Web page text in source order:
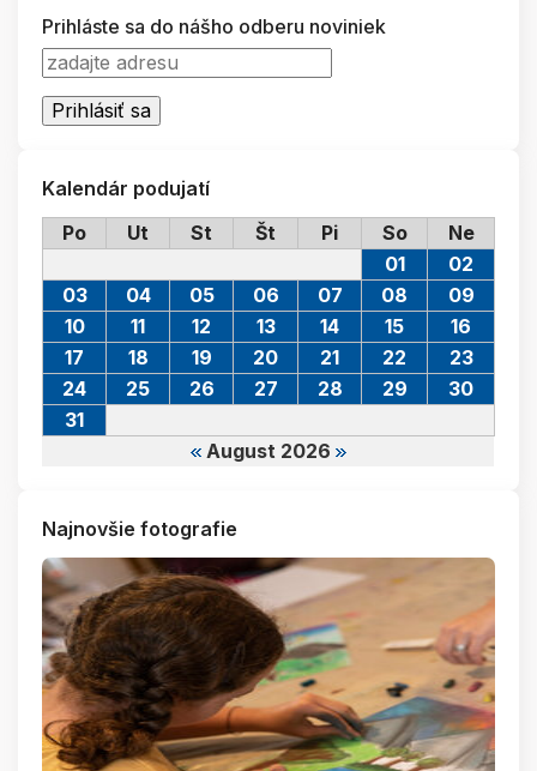
Prihláste sa do nášho odberu noviniek
Kalendár podujatí
Po
Ut St Št Pi So Ne
August 2026
01
02
03
04 05 06 07 08
09
10
11 12 13 14 15
16
17
18 19 20 21 22
23
24
25 26 27 28 29
30
31
Najnovšie fotografie